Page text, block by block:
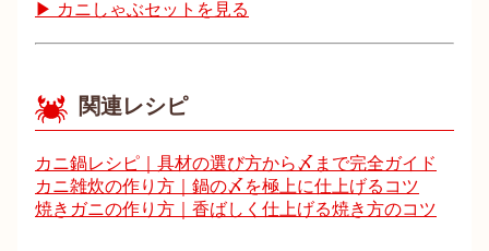
▶ カニしゃぶセットを見る
関連レシピ
カニ鍋レシピ｜具材の選び方から〆まで完全ガイド
カニ雑炊の作り方｜鍋の〆を極上に仕上げるコツ
焼きガニの作り方｜香ばしく仕上げる焼き方のコツ